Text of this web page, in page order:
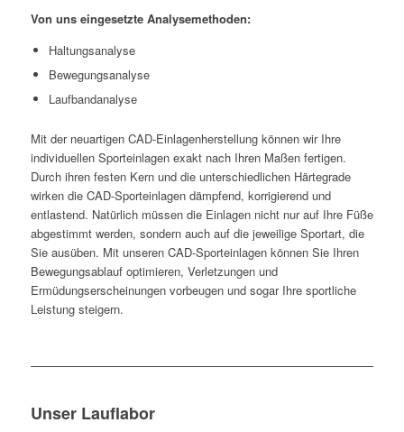
Von uns eingesetzte Analysemethoden:
Haltungsanalyse
Bewegungsanalyse
Laufbandanalyse
Mit der neuartigen CAD-Einlagenherstellung können wir Ihre
individuellen Sporteinlagen exakt nach Ihren Maßen fertigen.
Durch ihren festen Kern und die unterschiedlichen Härtegrade
wirken die CAD-Sporteinlagen dämpfend, korrigierend und
entlastend. Natürlich müssen die Einlagen nicht nur auf Ihre Füße
abgestimmt werden, sondern auch auf die jeweilige Sportart, die
Sie ausüben. Mit unseren CAD-Sporteinlagen können Sie Ihren
Bewegungsablauf optimieren, Verletzungen und
Ermüdungserscheinungen vorbeugen und sogar Ihre sportliche
Leistung steigern.
Unser Lauflabor